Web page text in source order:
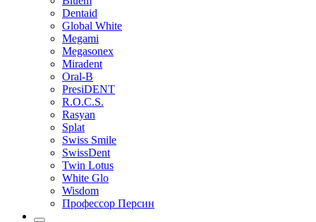
Dentaid
Global White
Megami
Megasonex
Miradent
Oral-B
PresiDENT
R.O.C.S.
Rasyan
Splat
Swiss Smile
SwissDent
Twin Lotus
White Glo
Wisdom
Профессор Персин